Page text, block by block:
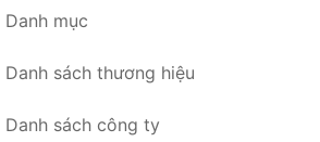
Danh mục
Danh sách thương hiệu
Danh sách công ty